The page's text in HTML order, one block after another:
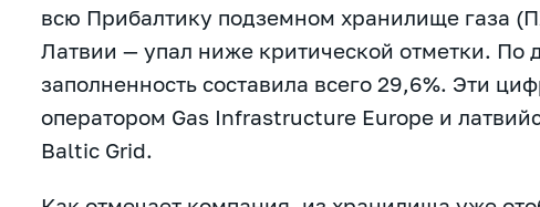
всю Прибалтику подземном хранилище газа
Латвии — упал ниже критической отметки. По
заполненность составила всего 29,6%. Эти
оператором Gas Infrastructure Europe и
Baltic Grid.